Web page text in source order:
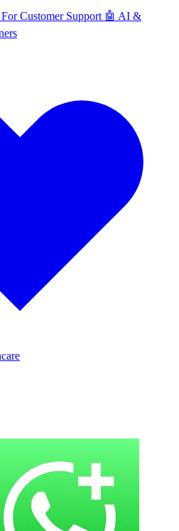
For Customer Support 🤖 AI &